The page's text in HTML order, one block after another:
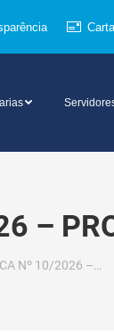
–
Nº 10/2026 –…